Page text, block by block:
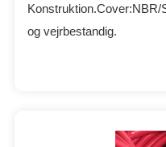
Konstruktion.Cover:NBR/
og vejrbestandig.